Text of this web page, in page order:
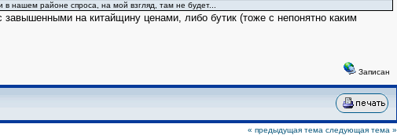
нашем районе спроса, на мой взгляд, там не будет...
на китайщину ценами, либо бутик (тоже с непонятно каким
Записан
« предыдущая тема следующая тема »